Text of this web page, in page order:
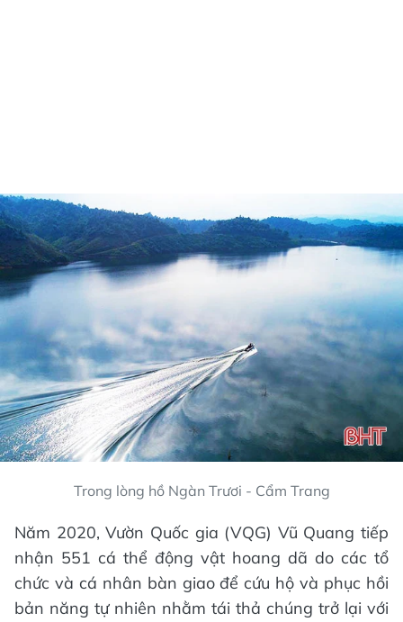
Trong lòng hồ Ngàn Trươi - Cẩm Trang
Năm 2020, Vườn Quốc gia (VQG) Vũ Quang tiếp
nhận 551 cá thể động vật hoang dã do các tổ
chức và cá nhân bàn giao để cứu hộ và phục hồi
bản năng tự nhiên nhằm tái thả chúng trở lại với